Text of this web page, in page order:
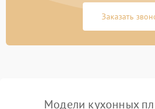
Заказать
Модели кухонных